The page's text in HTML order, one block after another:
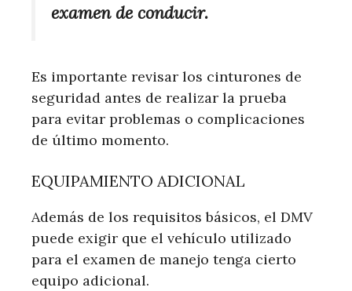
examen de conducir.
Es importante revisar los cinturones de
seguridad antes de realizar la prueba
para evitar problemas o complicaciones
de último momento.
EQUIPAMIENTO ADICIONAL
Además de los requisitos básicos, el DMV
puede exigir que el vehículo utilizado
para el examen de manejo tenga cierto
equipo adicional.